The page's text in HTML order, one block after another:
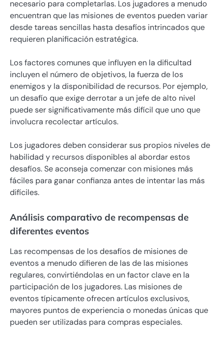
necesario para completarlas. Los jugadores a menudo
encuentran que las misiones de eventos pueden variar
desde tareas sencillas hasta desafíos intrincados que
requieren planificación estratégica.
Los factores comunes que influyen en la dificultad
incluyen el número de objetivos, la fuerza de los
enemigos y la disponibilidad de recursos. Por ejemplo,
un desafío que exige derrotar a un jefe de alto nivel
puede ser significativamente más difícil que uno que
involucra recolectar artículos.
Los jugadores deben considerar sus propios niveles de
habilidad y recursos disponibles al abordar estos
desafíos. Se aconseja comenzar con misiones más
fáciles para ganar confianza antes de intentar las más
difíciles.
Análisis comparativo de recompensas de
diferentes eventos
Las recompensas de los desafíos de misiones de
eventos a menudo difieren de las de las misiones
regulares, convirtiéndolas en un factor clave en la
participación de los jugadores. Las misiones de
eventos típicamente ofrecen artículos exclusivos,
mayores puntos de experiencia o monedas únicas que
pueden ser utilizadas para compras especiales.